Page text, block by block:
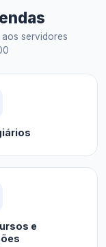
servidores
e